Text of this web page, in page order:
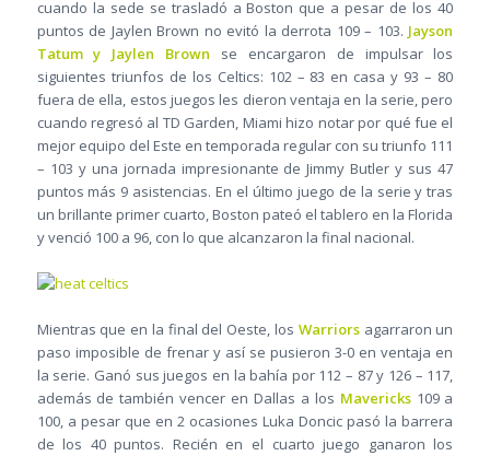
cuando la sede se trasladó a Boston que a pesar de los 40
puntos de Jaylen Brown no evitó la derrota 109 – 103. Jayson
Tatum y Jaylen Brown se encargaron de impulsar los
siguientes triunfos de los Celtics: 102 – 83 en casa y 93 – 80
fuera de ella, estos juegos les dieron ventaja en la serie, pero
cuando regresó al TD Garden, Miami hizo notar por qué fue el
mejor equipo del Este en temporada regular con su triunfo 111
– 103 y una jornada impresionante de Jimmy Butler y sus 47
puntos más 9 asistencias. En el último juego de la serie y tras
un brillante primer cuarto, Boston pateó el tablero en la Florida
y venció 100 a 96, con lo que alcanzaron la final nacional.
Mientras que en la final del Oeste, los Warriorsagarraron un
paso imposible de frenar y así se pusieron 3-0 en ventaja en
la serie. Ganó sus juegos en la bahía por 112 – 87 y 126 – 117,
además de también vencer en Dallas a los Mavericks109 a
100, a pesar que en 2 ocasiones Luka Doncic pasó la barrera
de los 40 puntos. Recién en el cuarto juego ganaron los